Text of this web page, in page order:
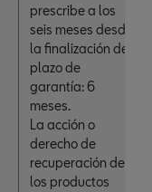
prescribe a los
seis meses desde
la finalización del
plazo de
garantía: 6
meses.
La acción o
derecho de
recuperación de
los productos